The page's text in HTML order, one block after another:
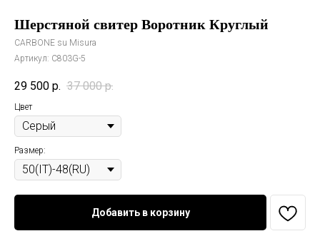
Шерстяной свитер Воротник Круглый
CARBONE su Misura
Артикул: C803G-5
29 500 р. 37 000 р.
Цвет
Размер:
Добавить в корзину